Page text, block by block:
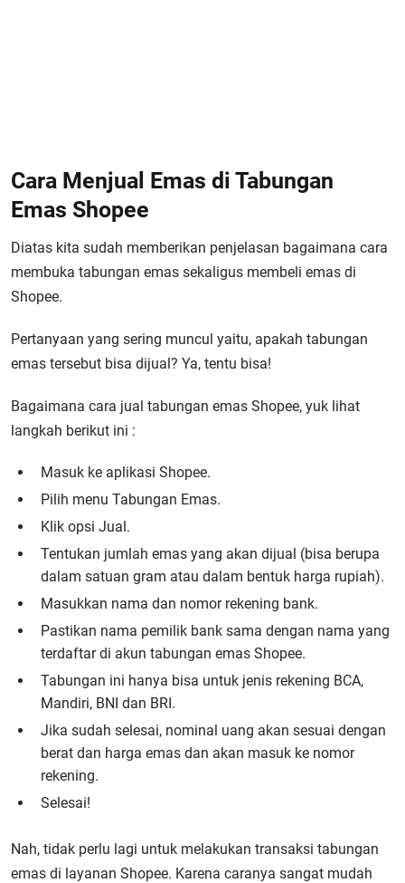
Cara Menjual Emas di Tabungan
Emas Shopee
Diatas kita sudah memberikan penjelasan bagaimana cara
membuka tabungan emas sekaligus membeli emas di
Shopee.
Pertanyaan yang sering muncul yaitu, apakah tabungan
emas tersebut bisa dijual? Ya, tentu bisa!
Bagaimana cara jual tabungan emas Shopee, yuk lihat
langkah berikut ini :
Masuk ke aplikasi Shopee.
Pilih menu Tabungan Emas.
Klik opsi Jual.
Tentukan jumlah emas yang akan dijual (bisa berupa
dalam satuan gram atau dalam bentuk harga rupiah).
Masukkan nama dan nomor rekening bank.
Pastikan nama pemilik bank sama dengan nama yang
terdaftar di akun tabungan emas Shopee.
Tabungan ini hanya bisa untuk jenis rekening BCA,
Mandiri, BNI dan BRI.
Jika sudah selesai, nominal uang akan sesuai dengan
berat dan harga emas dan akan masuk ke nomor
rekening.
Selesai!
Nah, tidak perlu lagi untuk melakukan transaksi tabungan
emas di layanan Shopee. Karena caranya sangat mudah